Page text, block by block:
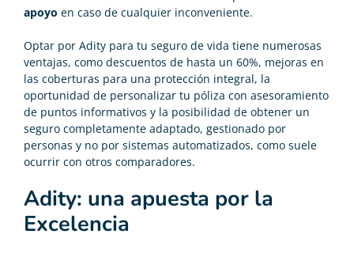
apoyo en caso de cualquier inconveniente.
Optar por Adity para tu seguro de vida tiene numerosas
ventajas, como descuentos de hasta un 60%, mejoras en
las coberturas para una protección integral, la
oportunidad de personalizar tu póliza con asesoramiento
de puntos informativos y la posibilidad de obtener un
seguro completamente adaptado, gestionado por
personas y no por sistemas automatizados, como suele
ocurrir con otros comparadores.
Adity: una apuesta por la
Excelencia